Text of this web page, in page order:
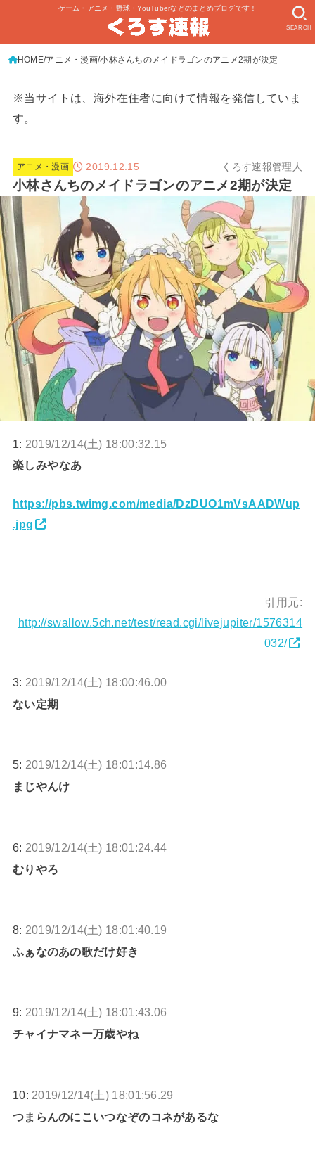
ゲーム・アニメ・野球・YouTuberなどのまとめブログです！
SEARCH
HOME アニメ・漫画 小林さんちのメイドラゴンのアニメ2期が決定
※当サイトは、海外在住者に向けて情報を発信していま
す。
アニメ・漫画 2019.12.15 くろす速報管理人
小林さんちのメイドラゴンのアニメ2期が決定
1: 2019/12/14(土) 18:00:32.15
楽しみやなあ
https://pbs.twimg.com/media/DzDUO1mVsAADWup
.jpg
引用元:
http://swallow.5ch.net/test/read.cgi/livejupiter/1576314
032/
3: 2019/12/14(土) 18:00:46.00
ない定期
5: 2019/12/14(土) 18:01:14.86
まじやんけ
6: 2019/12/14(土) 18:01:24.44
むりやろ
8: 2019/12/14(土) 18:01:40.19
ふぁなのあの歌だけ好き
9: 2019/12/14(土) 18:01:43.06
チャイナマネー万歳やね
10: 2019/12/14(土) 18:01:56.29
つまらんのにこいつなぞのコネがあるな